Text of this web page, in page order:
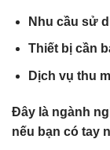
Nhu cầu sử
Thiết bị cần
Dịch vụ thu
Đây là ngành
nếu bạn có tay